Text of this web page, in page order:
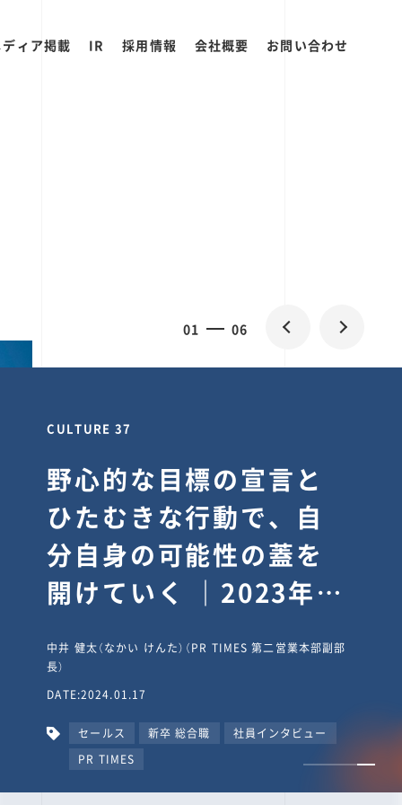
ィア掲載 IR 採用情報 会社概要 お問い合わせ
0 06
CULTURE 30
逆境では自分のスタン
スを変え“予想を裏切
り、期待を超える”【真
輔塾・前編】
山田真輔（やまだ しんすけ）（執行役員 兼 Jooto事業部
長）
DATE:2023.09.08
カルチャー CxO キャリア入社 Jooto